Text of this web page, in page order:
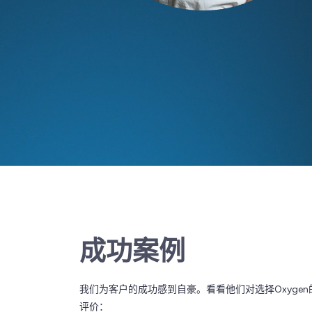
成功案例
我们为客户的成功感到自豪。看看他们对选择Oxygen
评价：